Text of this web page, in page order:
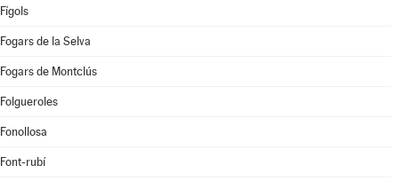
Fígols
Fogars de la Selva
Fogars de Montclús
Folgueroles
Fonollosa
Font-rubí